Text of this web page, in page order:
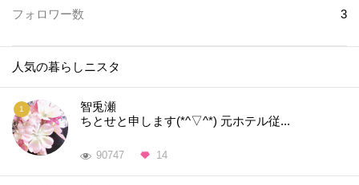
フォロワー数
3
人気の暮らしニスタ
智兎瀬
ちとせと申します(*^▽^*) 元ホテル従...
90747 14